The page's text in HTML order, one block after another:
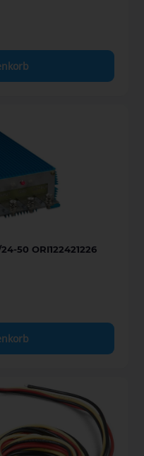
50 ORI122421226